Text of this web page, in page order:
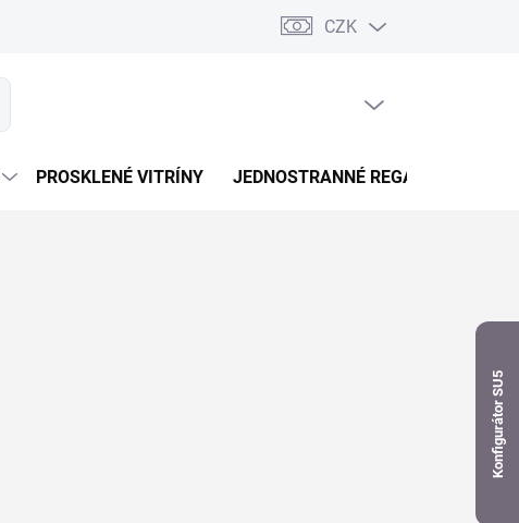
CZK
PROSKLENÉ VITRÍNY JEDNOSTRANNÉ REGÁLY
Konfigurátor SU5